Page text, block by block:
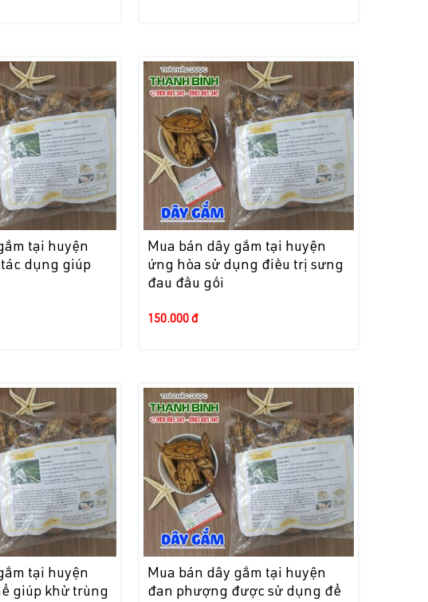
tại huyện
dụng giúp
Mua bán dây gắm tại huyện
ứng hòa sử dụng điều trị sưng
đau đầu gối
150.000 đ
tại huyện
giúp khử trùng
Mua bán dây gắm tại huyện
đan phượng được sử dụng để